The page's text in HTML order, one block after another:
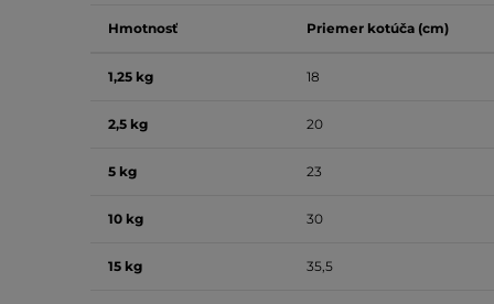
Hmotnosť Priemer kotúča (cm)
1,25 kg 18
2,5 kg 20
5 kg 23
10 kg 30
15 kg 35,5